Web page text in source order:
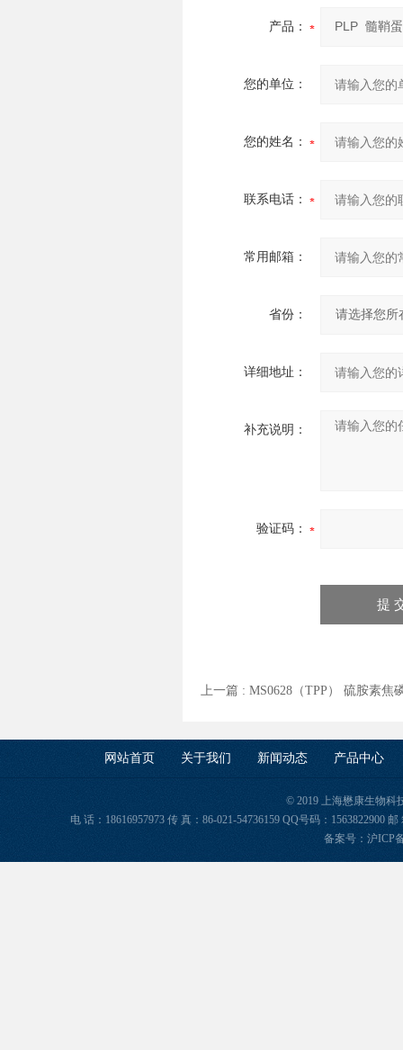
产品：
您的单位：
您的姓名：
联系电话：
常用邮箱：
省份：
详细地址：
补充说明：
验证码：
上一篇 : MS0628（TPP） 硫胺素焦
网站首页 关于我们 新闻动态 产品中心
© 2019 上海懋康生物科
电 话：18616957973 传 真：86-021-54736159 QQ号码：1563822900
备案号： 沪ICP